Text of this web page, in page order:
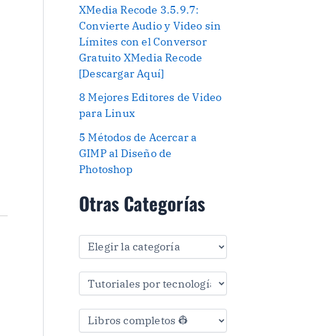
XMedia Recode 3.5.9.7:
Convierte Audio y Video sin
Límites con el Conversor
Gratuito XMedia Recode
[Descargar Aquí]
8 Mejores Editores de Video
para Linux
5 Métodos de Acercar a
GIMP al Diseño de
Photoshop
Otras Categorías
O
a
a